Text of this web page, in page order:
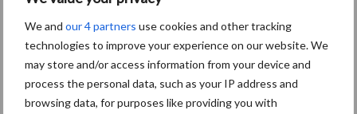
We and our 4 partners use cookies and other tracking
technologies to improve your experience on our website. We
may store and/or access information from your device and
process the personal data, such as your IP address and
browsing data, for purposes like providing you with
Grondstoffenmarkt blijft
grillig: droogte en
geopolitiek houden handel
in de greep